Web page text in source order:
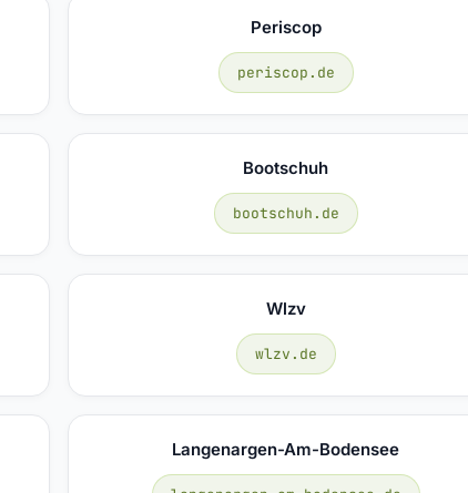
Periscop
periscop.de
Bootschuh
bootschuh.de
Wlzv
wlzv.de
Langenargen-Am-Bodensee